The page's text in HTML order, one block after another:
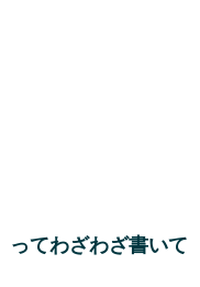
ってわざわざ書いて